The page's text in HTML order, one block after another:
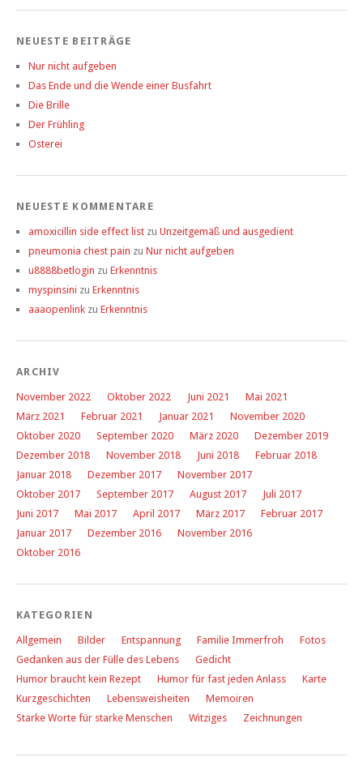
NEUESTE BEITRÄGE
Nur nicht aufgeben
Das Ende und die Wende einer Busfahrt
Die Brille
Der Frühling
Osterei
NEUESTE KOMMENTARE
amoxicillin side effect list zu Unzeitgemäß und ausgedient
pneumonia chest pain zu Nur nicht aufgeben
u8888betlogin zu Erkenntnis
myspinsini zu Erkenntnis
aaaopenlink zu Erkenntnis
ARCHIV
November 2022 Oktober 2022 Juni 2021
Mai 2021
März 2021
Februar 2021 Januar 2021
November 2020
Oktober 2020
September 2020 März 2020
Dezember 2019
Dezember 2018
November 2018 Juni 2018
Februar 2018
Januar 2018
Dezember 2017
November 2017
Oktober 2017
September 2017 August 2017
Juli 2017
Juni 2017
Mai 2017 April 2017 März 2017
Februar 2017
Januar 2017
Dezember 2016
November 2016
Oktober 2016
KATEGORIEN
Allgemein Bilder Entspannung Familie Immerfroh
Fotos
Gedanken aus der Fülle des Lebens
Gedicht
Humor braucht kein Rezept
Humor für fast jeden Anlass
Karte
Kurzgeschichten
Lebensweisheiten
Memoiren
Starke Worte für starke Menschen
Witziges Zeichnungen